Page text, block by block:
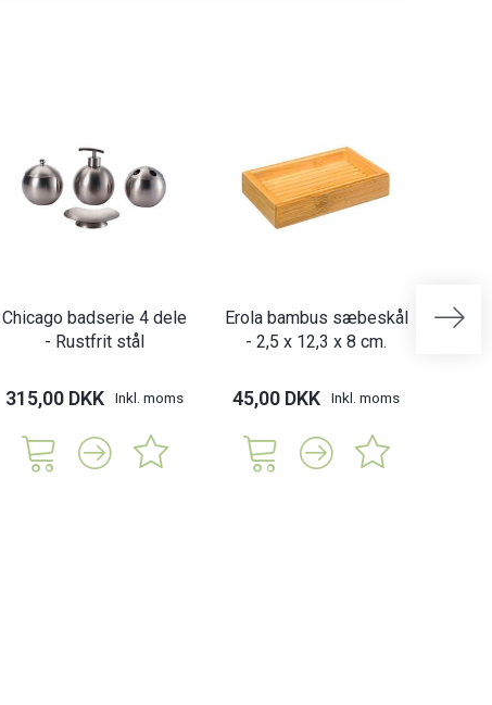
Chicago badserie 4 dele
- Rustfrit stål
315,00 DKK Inkl. moms
Erola bambus sæbeskål
- 2,5 x 12,3 x 8 cm.
45,00 DKK Inkl. moms